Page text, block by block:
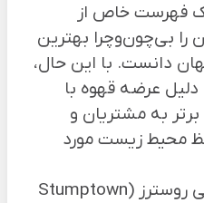
فهرست خاص از
را بی‌چون‌وچرا بهترین
دانست. با این حال،
عرضه قهوه با
به مشتریان و
محیط زیست مورد
１. برند استامپ‌تاون کافی روسترز (Stumptown